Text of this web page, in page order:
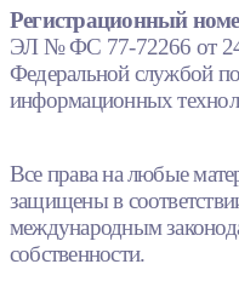
Регистрационный
ЭЛ № ФС 77-72266 от
Федеральной службой
информационных
Все права на любые
защищены в
международным
собственности.